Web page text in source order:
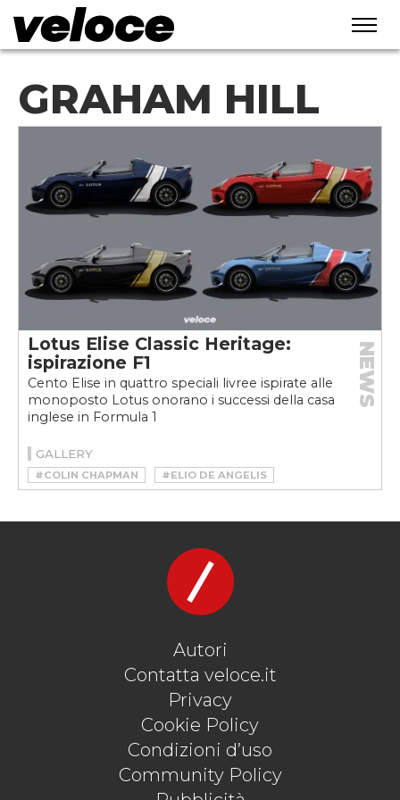
GRAHAM HILL
Lotus Elise Classic Heritage:
ispirazione F1
Cento Elise in quattro speciali livree ispirate alle
monoposto Lotus onorano i successi della casa
inglese in Formula 1
NEWS
GALLERY
#COLIN CHAPMAN
#ELIO DE ANGELIS
#ELISE SPORT 220
#EMERSON FITTIPALDI
#LOTUS TYPE 18
#LOTUS TYPE 72D
#MARIO ANDRETTI
#STIRLING MOSS
Autori
Contatta veloce.it
Privacy
Cookie Policy
Condizioni d’uso
Community Policy